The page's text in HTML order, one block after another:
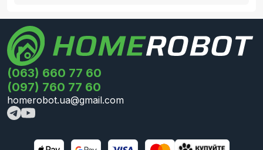
(063) 660 77 60
(097) 760 77 60
homerobot.ua@gmail.com